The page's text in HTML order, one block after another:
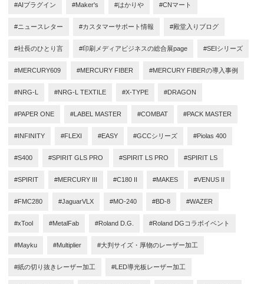
#AIプラグイン #Maker's #はかりや #CNマート
#ニュースレター #カスタマーサポート情報 #殿堂入りブログ
#社長のひとり言 #印刷メディアビジネスの総合展page #SEIシリーズ
#MERCURY609 #MERCURY FIBER #MERCURY FIBERの導入事例
#NRG-L #NRG-L TEXTILE #X-TYPE #DRAGON
#PAPER ONE #LABEL MASTER #COMBAT #PACK MASTER
#INFINITY #FLEXI #EASY #GCCシリーズ #Piolas 400
#S400 #SPIRIT GLS PRO #SPIRIT LS PRO #SPIRIT LS
#SPIRIT #MERCURY III #C180 II #MAKES #VENUS II
#FMC280 #JaguarVLX #MO-240 #BD-8 #WAZER
#xTool #MetalFab #Roland D.G. #Roland DGコラボイベント
#Mayku #Multiplier #大判サイズ・厚物のレーザー加工
#紙の切り抜きレーザー加工 #LED導光板レーザー加工